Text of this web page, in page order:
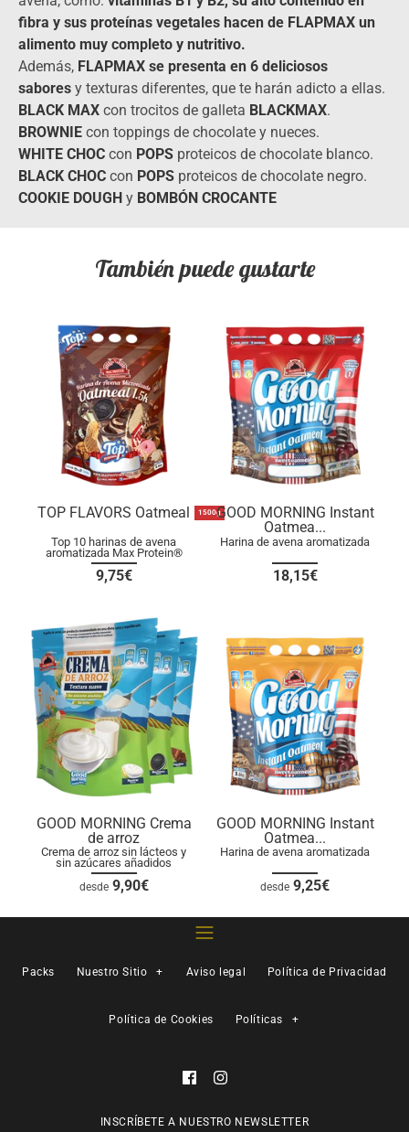
fibra y sus proteínas vegetales hacen de FLAPMAX un
alimento muy completo y nutritivo.
Además, FLAPMAX se presenta en 6 deliciosos
sabores y texturas diferentes, que te harán adicto a ellas.
BLACK MAX con trocitos de galleta BLACKMAX.
BROWNIE con toppings de chocolate y nueces.
WHITE CHOC con POPS proteicos de chocolate blanco.
BLACK CHOC con POPS proteicos de chocolate negro.
COOKIE DOUGH y BOMBÓN CROCANTE
También puede gustarte
TOP FLAVORS Oatmeal 1500g
Top 10 harinas de avena
aromatizada Max Protein®
9,75€
GOOD MORNING Instant
Oatmea...
Harina de avena aromatizada
18,15€
GOOD MORNING Crema
de arroz
Crema de arroz sin lácteos y
sin azúcares añadidos
desde 9,90€
GOOD MORNING Instant
Oatmea...
Harina de avena aromatizada
desde 9,25€
Packs Nuestro Sitio + Aviso legal Política de Privacidad
Política de Cookies Políticas +
INSCRÍBETE A NUESTRO NEWSLETTER